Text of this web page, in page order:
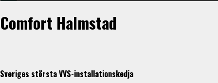
Comfort Halmstad
Sveriges största VVS-installationskedja